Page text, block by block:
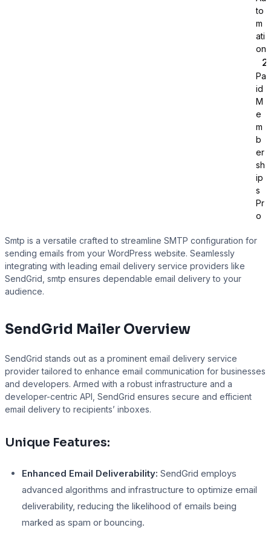
Presto Player
to
m
ati
on
Pa
id
M
e
m
b
er
sh
ip
s
Pr
o
Smtp is a versatile crafted to streamline SMTP configuration for
sending emails from your WordPress website. Seamlessly
integrating with leading email delivery service providers like
SendGrid, smtp ensures dependable email delivery to your
audience.
SendGrid Mailer Overview
SendGrid stands out as a prominent email delivery service
provider tailored to enhance email communication for businesses
and developers. Armed with a robust infrastructure and a
developer-centric API, SendGrid ensures secure and efficient
email delivery to recipients’ inboxes.
Unique Features:
Enhanced Email Deliverability: SendGrid employs
advanced algorithms and infrastructure to optimize email
deliverability, reducing the likelihood of emails being
marked as spam or bouncing.